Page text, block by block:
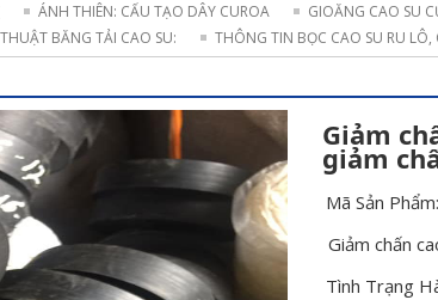
ÁNH THIÊN: CẤU TẠO DÂY CUROA GIOĂNG CAO SU
BĂNG TẢI CAO SU:
THÔNG TIN BỌC CAO SU RU LÔ,
Giảm
giảm
Mã Sản Phẩm:
Giảm chấn
Tình Trạng